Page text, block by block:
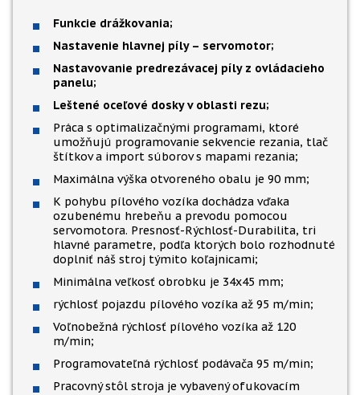
Funkcie drážkovania;
Nastavenie hlavnej píly – servomotor;
Nastavovanie predrezávacej píly z ovládacieho
panelu;
Leštené oceľové dosky v oblasti rezu;
Práca s optimalizačnými programami, ktoré
umožňujú programovanie sekvencie rezania, tlač
štítkov a import súborov s mapami rezania;
Maximálna výška otvoreného obalu je 90 mm;
K pohybu pílového vozíka dochádza vďaka
ozubenému hrebeňu a prevodu pomocou
servomotora. Presnosť-Rýchlosť-Durabilita, tri
hlavné parametre, podľa ktorých bolo rozhodnuté
doplniť náš stroj týmito koľajnicami;
Minimálna veľkosť obrobku je 34x45 mm;
rýchlosť pojazdu pílového vozíka až 95 m/min;
Voľnobežná rýchlosť pílového vozíka až 120
m/min;
Programovateľná rýchlosť podávača 95 m/min;
Pracovný stôl stroja je vybavený ofukovacím